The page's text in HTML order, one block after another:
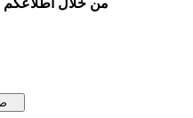
من خلال اطلاعكم